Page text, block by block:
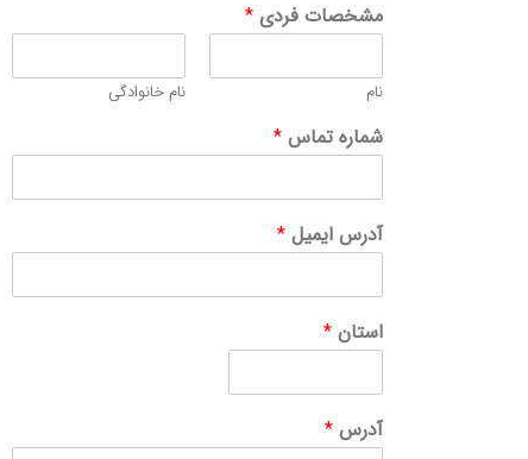
مشخصات فردی *
نام نام خانوادگی
شماره تماس *
آدرس ایمیل *
استان *
آدرس *